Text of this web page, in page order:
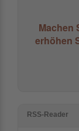
Machen
erhöhen
RSS-Reader